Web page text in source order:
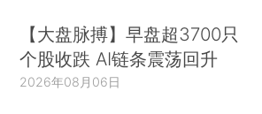
【大盘脉搏】早盘超3700只
个股收跌 AI链条震荡回升
2026年08月06日